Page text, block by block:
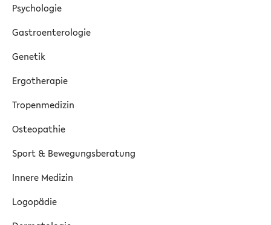
Psychologie
Gastroenterologie
Genetik
Ergotherapie
Tropenmedizin
Osteopathie
Sport & Bewegungsberatung
Innere Medizin
Logopädie